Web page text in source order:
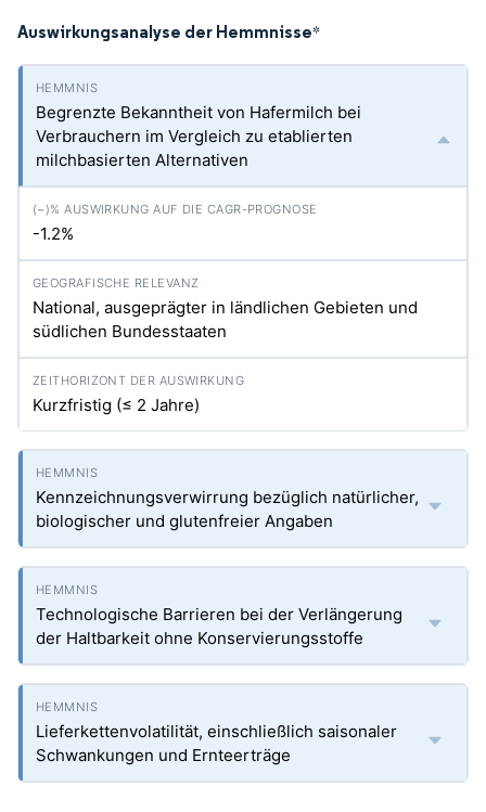
Auswirkungsanalyse der Hemmnisse*
Begrenzte Bekanntheit von Hafermilch bei
Verbrauchern im Vergleich zu etablierten
milchbasierten Alternativen
-1.2%
National, ausgeprägter in ländlichen Gebieten und
südlichen Bundesstaaten
Kurzfristig (≤ 2 Jahre)
Kennzeichnungsverwirrung bezüglich natürlicher,
biologischer und glutenfreier Angaben
Technologische Barrieren bei der Verlängerung
der Haltbarkeit ohne Konservierungsstoffe
Lieferkettenvolatilität, einschließlich saisonaler
Schwankungen und Ernteerträge